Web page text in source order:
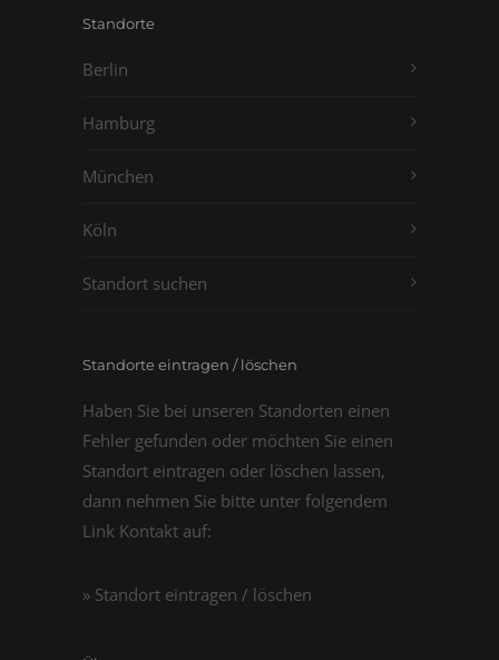
Standorte
Berlin
Hamburg
München
Köln
Standort suchen
Standorte eintragen / löschen
Haben Sie bei unseren Standorten einen
Fehler gefunden oder möchten Sie einen
Standort eintragen oder löschen lassen,
dann nehmen Sie bitte unter folgendem
Link Kontakt auf:
» Standort eintragen / löschen